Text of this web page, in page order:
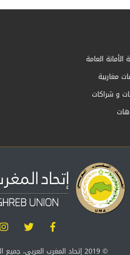
العامة
مغاربية
و شراكات
© 2019 إتحاد المغرب العربي، جميع الحقوق محفوظة